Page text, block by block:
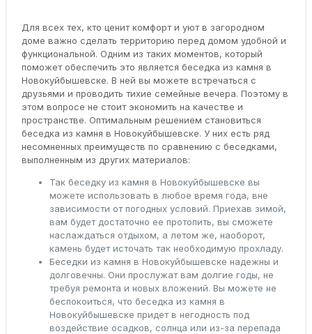
Для всех тех, кто ценит комфорт и уют в загородном
доме важно сделать территорию перед домом удобной и
функциональной. Одним из таких моментов, который
поможет обеспечить это является беседка из камня в
Новокуйбышевске. В ней вы можете встречаться с
друзьями и проводить тихие семейные вечера. Поэтому в
этом вопросе не стоит экономить на качестве и
пространстве. Оптимальным решением становиться
беседка из камня в Новокуйбышевске. У них есть ряд
несомненных преимуществ по сравнению с беседками,
выполненным из других материалов:
Так беседку из камня в Новокуйбышевске вы
можете использовать в любое время года, вне
зависимости от погодных условий. Приехав зимой,
вам будет достаточно ее протопить, вы сможете
наслаждаться отдыхом, а летом же, наоборот,
камень будет источать так необходимую прохладу.
Беседки из камня в Новокуйбышевске надежны и
долговечны. Они прослужат вам долгие годы, не
требуя ремонта и новых вложений. Вы можете не
беспокоиться, что беседка из камня в
Новокуйбышевске придет в негодность под
воздействие осадков, солнца или из-за перепада